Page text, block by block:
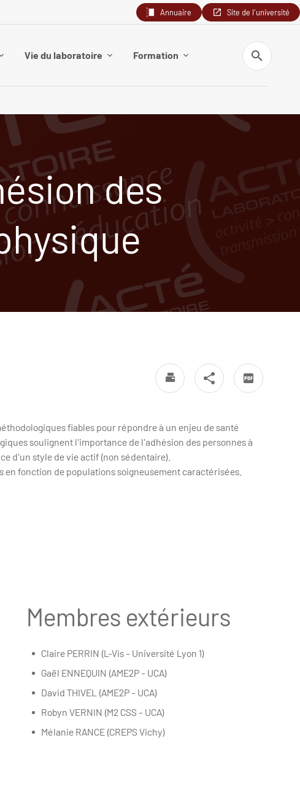
Annuaire Site de l'université
Vie du laboratoire Formation
Recherche
des
fiables pour répondre à un enjeu de santé
soulignent l'importance de l'adhésion des personnes à
d'un style de vie actif (non sédentaire).
fonction de populations soigneusement caractérisées.
Membres extérieurs
Claire PERRIN (L-Vis - Université Lyon 1)
Gaël ENNEQUIN (AME2P - UCA)
David THIVEL (AME2P - UCA)
Robyn VERNIN (M2 CSS - UCA)
Mélanie RANCE (CREPS Vichy)